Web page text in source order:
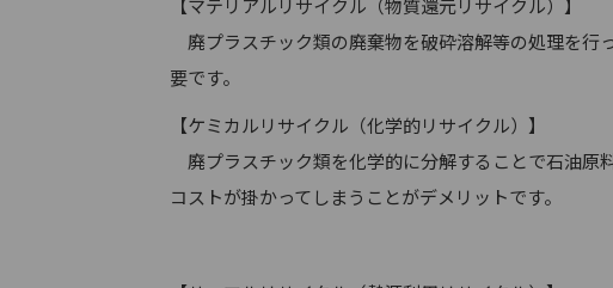
【マテリアルリサイクル（物質還元リサイクル）】
廃プラスチック類の廃棄物を破砕溶解等の処理を行
要です。
【ケミカルリサイクル（化学的リサイクル）】
廃プラスチック類を化学的に分解することで石油原
コストが掛かってしまうことがデメリットです。